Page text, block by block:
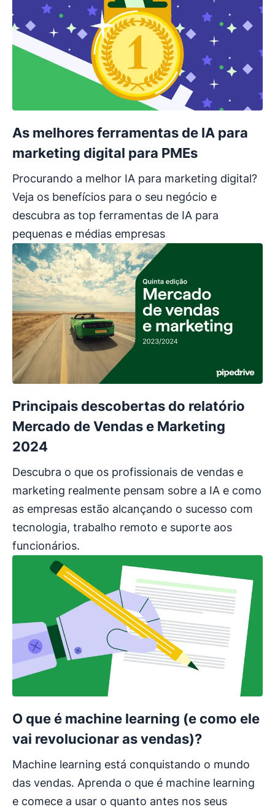
As melhores ferramentas de IA para
marketing digital para PMEs
Procurando a melhor IA para marketing digital?
Veja os benefícios para o seu negócio e
descubra as top ferramentas de IA para
pequenas e médias empresas
Principais descobertas do relatório
Mercado de Vendas e Marketing
2024
Descubra o que os profissionais de vendas e
marketing realmente pensam sobre a IA e como
as empresas estão alcançando o sucesso com
tecnologia, trabalho remoto e suporte aos
funcionários.
O que é machine learning (e como ele
vai revolucionar as vendas)?
Machine learning está conquistando o mundo
das vendas. Aprenda o que é machine learning
e comece a usar o quanto antes nos seus